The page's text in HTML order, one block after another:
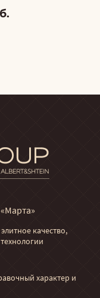
качество,
характер и